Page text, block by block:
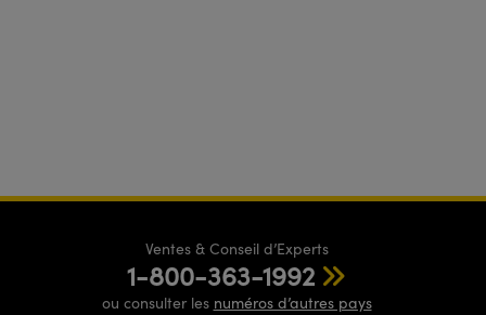
Ventes & Conseil d’Experts
1-800-363-1992
ou consulter les numéros d’autres pays